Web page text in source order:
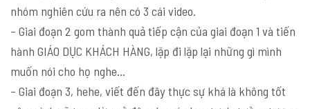
nhóm nghiên cứu ra nên có 3 cái video.
– Giai đoạn 2 gom thành quả tiếp cận của giai đoạn 1 và tiến
hành GIÁO DỤC KHÁCH HÀNG, lặp đi lặp lại những gì mình
muốn nói cho họ nghe…
– Giai đoạn 3, hehe, viết đến đây thực sự khá là không tốt